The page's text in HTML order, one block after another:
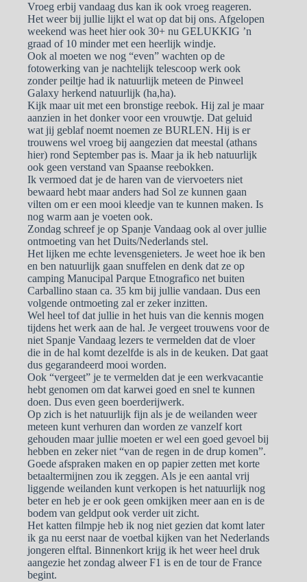
Vroeg erbij vandaag dus kan ik ook vroeg reageren.
Het weer bij jullie lijkt el wat op dat bij ons. Afgelopen
weekend was heet hier ook 30+ nu GELUKKIG ’n
graad of 10 minder met een heerlijk windje.
Ook al moeten we nog “even” wachten op de
fotowerking van je nachtelijk telescoop werk ook
zonder peiltje had ik natuurlijk meteen de Pinweel
Galaxy herkend natuurlijk (ha,ha).
Kijk maar uit met een bronstige reebok. Hij zal je maar
aanzien in het donker voor een vrouwtje. Dat geluid
wat jij geblaf noemt noemen ze BURLEN. Hij is er
trouwens wel vroeg bij aangezien dat meestal (athans
hier) rond September pas is. Maar ja ik heb natuurlijk
ook geen verstand van Spaanse reebokken.
Ik vermoed dat je de haren van de viervoeters niet
bewaard hebt maar anders had Sol ze kunnen gaan
vilten om er een mooi kleedje van te kunnen maken. Is
nog warm aan je voeten ook.
Zondag schreef je op Spanje Vandaag ook al over jullie
ontmoeting van het Duits/Nederlands stel.
Het lijken me echte levensgenieters. Je weet hoe ik ben
en ben natuurlijk gaan snuffelen en denk dat ze op
camping Manucipal Parque Etnografico net buiten
Carballino staan ca. 35 km bij jullie vandaan. Dus een
volgende ontmoeting zal er zeker inzitten.
Wel heel tof dat jullie in het huis van die kennis mogen
tijdens het werk aan de hal. Je vergeet trouwens voor de
niet Spanje Vandaag lezers te vermelden dat de vloer
die in de hal komt dezelfde is als in de keuken. Dat gaat
dus gegarandeerd mooi worden.
Ook “vergeet” je te vermelden dat je een werkvacantie
hebt genomen om dat karwei goed en snel te kunnen
doen. Dus even geen boerderijwerk.
Op zich is het natuurlijk fijn als je de weilanden weer
meteen kunt verhuren dan worden ze vanzelf kort
gehouden maar jullie moeten er wel een goed gevoel bij
hebben en zeker niet “van de regen in de drup komen”.
Goede afspraken maken en op papier zetten met korte
betaaltermijnen zou ik zeggen. Als je een aantal vrij
liggende weilanden kunt verkopen is het natuurlijk nog
beter en heb je er ook geen omkijken meer aan en is de
bodem van geldput ook verder uit zicht.
Het katten filmpje heb ik nog niet gezien dat komt later
ik ga nu eerst naar de voetbal kijken van het Nederlands
jongeren elftal. Binnenkort krijg ik het weer heel druk
aangezie het zondag alweer F1 is en de tour de France
begint.